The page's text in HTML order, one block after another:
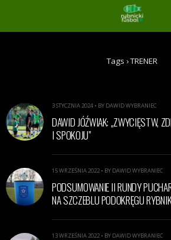
Tags › TRENER
3 STYCZNIA 2024 • BY DAWID WYBRANIEC
DAWID JÓŹWIAK: „ZWYCIĘSTW,
I SPOKOJU”
15 WRZEŚNIA 2022 • BY DAWID WYBRANIEC
PODSUMOWANIE II RUNDY
NA SZCZEBLU PODOKRĘGU
13 WRZEŚNIA 2022 • BY DAWID WYBRANIEC